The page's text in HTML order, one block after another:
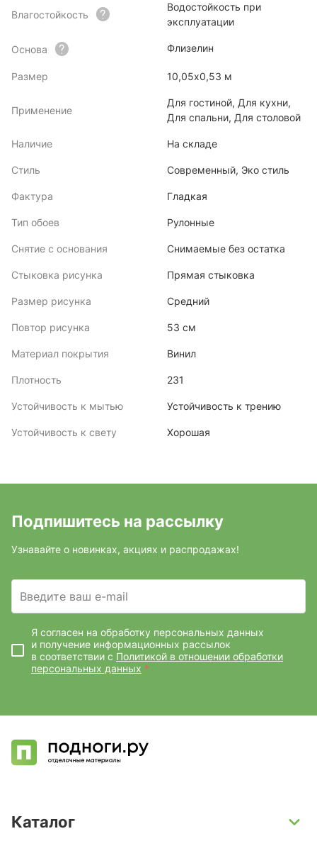
Влагостойкость
Водостойкость при
эксплуатации
Основа Флизелин
Размер 10,05х0,53 м
Применение
Для гостиной, Для кухни,
Для спальни, Для столовой
Наличие На складе
Стиль Современный, Эко стиль
Фактура Гладкая
Тип обоев Рулонные
Снятие с основания Снимаемые без остатка
Стыковка рисунка Прямая стыковка
Размер рисунка Средний
Повтор рисунка 53 см
Материал покрытия Винил
Плотность 231
Устойчивость к мытью Устойчивость к трению
Устойчивость к свету Хорошая
Подпишитесь на рассылку
Узнавайте о новинках, акциях и распродажах!
Введите ваш e-mail
Я согласен на обработку персональных данных
и получение информационных рассылок
в соответствии с Политикой в отношении обработки
персональных данных *
Каталог